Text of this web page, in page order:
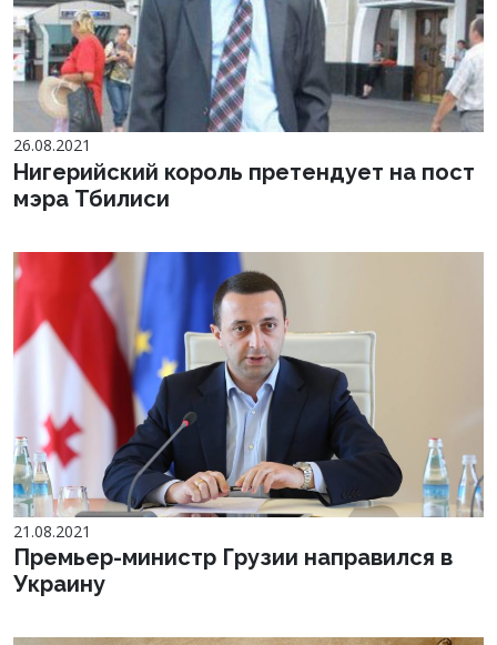
26.08.2021
Нигерийский король претендует на пост
мэра Тбилиси
21.08.2021
Премьер-министр Грузии направился в
Украину